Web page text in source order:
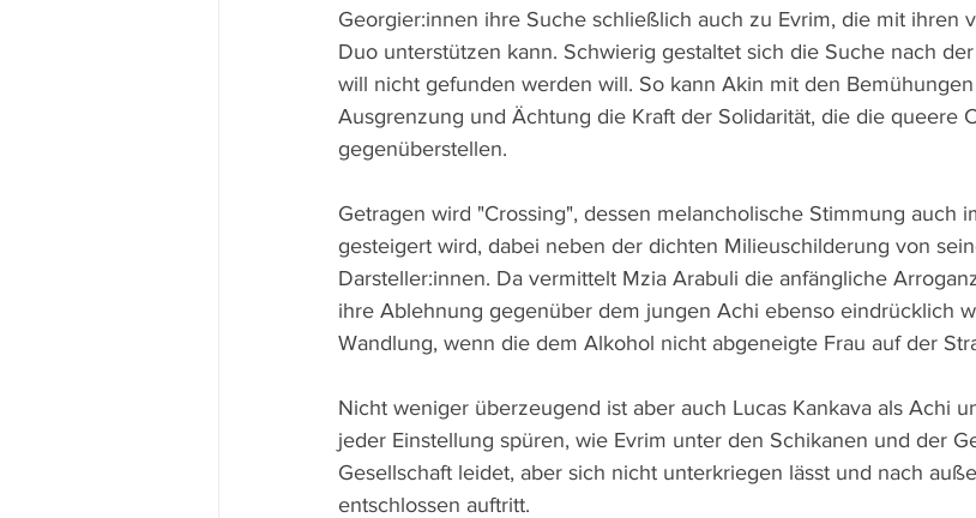
Georgier:innen ihre Suche schließlich auch zu Evrim, die mit ihren
Duo unterstützen kann. Schwierig gestaltet sich die Suche nach
will nicht gefunden werden will. So kann Akin mit den
Ausgrenzung und Ächtung die Kraft der Solidarität, die die queere
gegenüberstellen.
Getragen wird "Crossing", dessen melancholische Stimmung auch
gesteigert wird, dabei neben der dichten Milieuschilderung von
Darsteller:innen. Da vermittelt Mzia Arabuli die anfängliche
ihre Ablehnung gegenüber dem jungen Achi ebenso eindrücklich
Wandlung, wenn die dem Alkohol nicht abgeneigte Frau auf der
Nicht weniger überzeugend ist aber auch Lucas Kankava als Achi
jeder Einstellung spüren, wie Evrim unter den Schikanen und der
Gesellschaft leidet, aber sich nicht unterkriegen lässt und nach
entschlossen auftritt.